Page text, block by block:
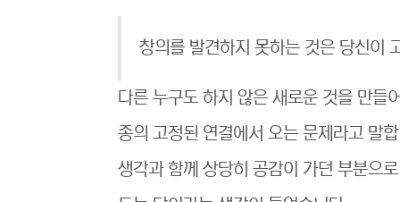
창의를 발견하지 못하는 것은 당신이
다른 누구도 하지 않은 새로운 것을 만들
종의 고정된 연결에서 오는 문제라고 말
생각과 함께 상당히 공감이 가던 부분으